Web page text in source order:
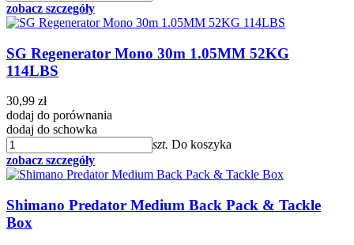
zobacz szczegóły
SG Regenerator Mono 30m 1.05MM 52KG
114LBS
30,99 zł
dodaj do porównania
dodaj do schowka
szt. Do koszyka
zobacz szczegóły
Shimano Predator Medium Back Pack & Tackle
Box